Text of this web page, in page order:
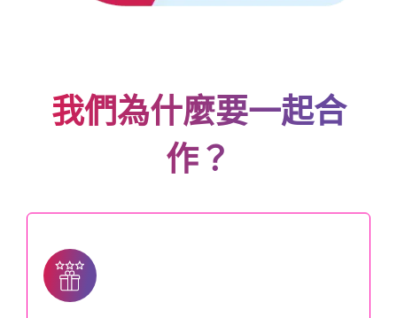
我們為什麼要一起合
作？